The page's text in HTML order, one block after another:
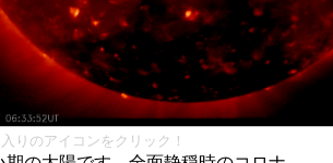
りのアイコンをクリック！